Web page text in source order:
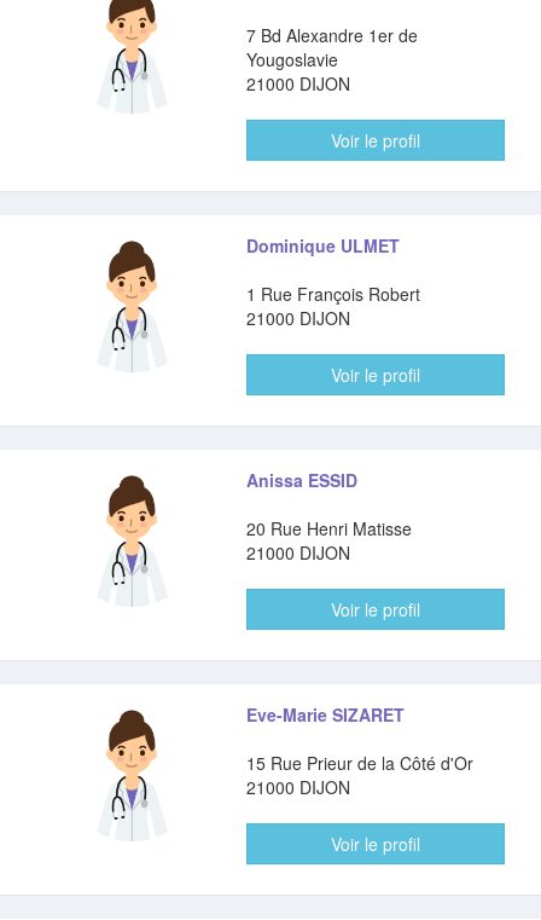
7 Bd Alexandre 1er de
Yougoslavie
21000 DIJON
Voir le profil
Dominique ULMET
1 Rue François Robert
21000 DIJON
Voir le profil
Anissa ESSID
20 Rue Henri Matisse
21000 DIJON
Voir le profil
Eve-Marie SIZARET
15 Rue Prieur de la Côté d'Or
21000 DIJON
Voir le profil